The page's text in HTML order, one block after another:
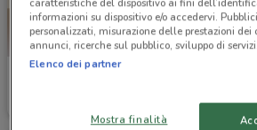
Scade il
caratteristiche del dispositivo ai fini
informazioni su dispositivo e/o accedervi.
personalizzati, misurazione delle prestazioni dei
annunci, ricerche sul pubblico, sviluppo di servizi.
Elenco dei partner
Mostra finalità